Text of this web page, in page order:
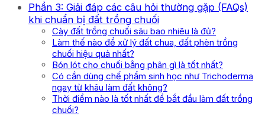
Phần 3: Giải đáp các câu hỏi thường gặp (FAQs)
khi chuẩn bị đất trồng chuối
Cày đất trồng chuối sâu bao nhiêu là đủ?
Làm thế nào để xử lý đất chua, đất phèn trồng
chuối hiệu quả nhất?
Bón lót cho chuối bằng phân gì là tốt nhất?
Có cần dùng chế phẩm sinh học như Trichoderma
ngay từ khâu làm đất không?
Thời điểm nào là tốt nhất để bắt đầu làm đất trồng
chuối?